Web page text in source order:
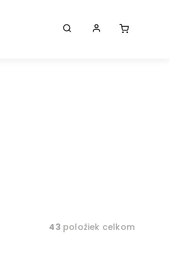
KONTAKT BLOG
43položiek celkom